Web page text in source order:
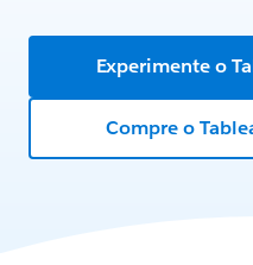
Experimente o
Compre o